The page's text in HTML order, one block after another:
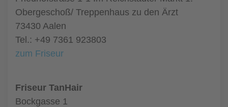
Obergeschoß/ Treppenhaus zu den Ärzt
73430 Aalen
Tel.: +49 7361 923803
zum Friseur
Friseur TanHair
Bockgasse 1